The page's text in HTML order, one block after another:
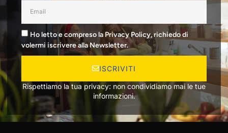
Ho letto e compreso la Privacy Policy, richiedo di
volermi iscrivere alla Newsletter.
ISCRIVITI
Rispettiamo la tua privacy: non condividiamo mai le tue
informazioni.